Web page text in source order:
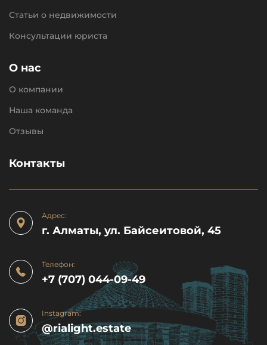
Статьи о недвижимости
Консультации юриста
О нас
О компании
Наша команда
Отзывы
Контакты
Адрес:
г. Алматы, ул. Байсеитовой, 45
Телефон:
+7 (707) 044-09-49
Instagram:
@rialight.estate